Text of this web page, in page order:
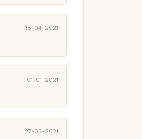
18-04-2021
01-01-2021
27-03-2021